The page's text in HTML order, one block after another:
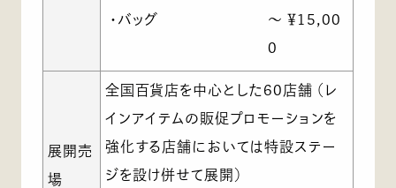
・バッグ
～ ￥15,00
0
展開売
場
全国百貨店を中心とした60店舗 （レ
インアイテムの販促プロモーションを
強化する店舗においては特設ステー
ジを設け併せて展開）